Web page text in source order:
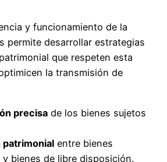
y funcionamiento de la
permite desarrollar estrategias
que respeten esta
la transmisión de
precisa de los bienes sujetos
patrimonial entre bienes
y bienes de libre disposición.